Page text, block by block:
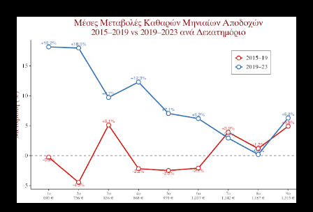
αποστολή των Πινάκων αρχείων Καταστρεπτέων Υλικών της ΠΔ
Μακεδονίας-Θράκης και ολοκληρώθηκε με το υπ.αρ.πρωτ.
23412/02-07-2025 έγγραφο της ΑΑΔΕ και το από 10-07-2025
πρωτόκολλο παράδοσης υλικών μεταξύ της ΑΑΔΕ-Γενική Δ/νση
Τελωνείων-Τμήμα Διαχείρισης Δημόσιου Υλικού και της
συνεργαζόμενης με αυτήν εταιρείας ανακύκλωσης. Διευκρινίζεται ότι
στο αρχείο αυτό δεν συμπεριλαμβάνονταν αρχειακό υλικό που είχε
κοινοποιηθεί ότι ελέγχεται και στο ψηφιακό αρχείο του ΟΠΕΚΕΠ...